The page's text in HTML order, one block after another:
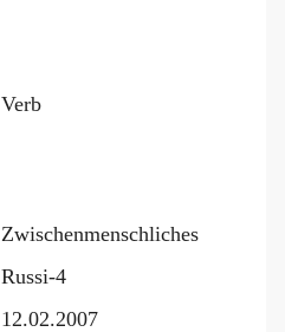
Verb
Zwischenmenschliches
Russi-4
12.02.2007